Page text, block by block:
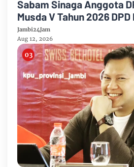
Sabam Sinaga Anggota
Musda V Tahun 2026
Demokrat Provinsi Jambi
Jambi24Jam
Aug 12, 2026